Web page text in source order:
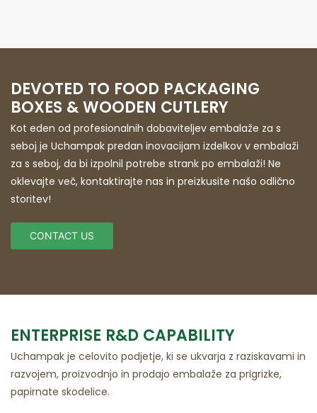
DEVOTED TO FOOD PACKAGING
BOXES & WOODEN CUTLERY
Kot eden od profesionalnih dobaviteljev embalaže za s
seboj je Uchampak predan inovacijam izdelkov v embalaži
za s seboj, da bi izpolnil potrebe strank po embalaži! Ne
oklevajte več, kontaktirajte nas in preizkusite našo odlično
storitev!
CONTACT US
ENTERPRISE R&D CAPABILITY
Uchampak je celovito podjetje, ki se ukvarja z raziskavami in
razvojem, proizvodnjo in prodajo embalaže za prigrizke,
papirnate skodelice.